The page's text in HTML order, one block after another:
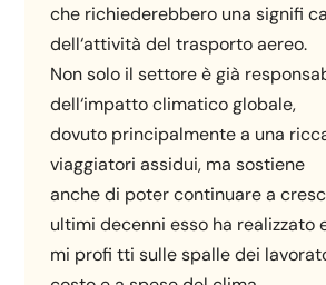
che richiederebbero una signifi
dell‘attività del trasporto aereo.
Non solo il settore è già
dell‘impatto climatico globale,
dovuto principalmente a una
viaggiatori assidui, ma sostiene
anche di poter continuare a
ultimi decenni esso ha realizzato
mi profi tti sulle spalle dei